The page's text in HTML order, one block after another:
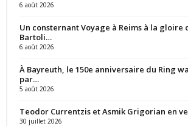
6 août 2026
Un consternant Voyage à Reims à la gloire
Bartoli…
6 août 2026
À Bayreuth, le 150e anniversaire du Ring
par…
5 août 2026
Teodor Currentzis et Asmik Grigorian en
30 juillet 2026